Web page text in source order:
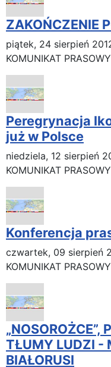
ZAKOŃCZENIE
piątek, 24 sierpień
KOMUNIKAT PRASOWY
Peregrynacja
już w Polsce
niedziela, 12 sierpień
KOMUNIKAT PRASOWY
Konferencja
czwartek, 09 sierpień
KOMUNIKAT PRASOWY
„NOSOROŻCE”,
TŁUMY LUDZI -
BIAŁORUSI